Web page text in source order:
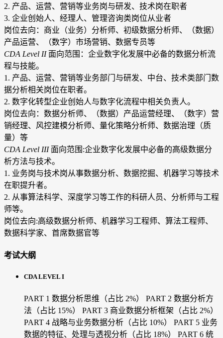
2. 产品、运营、营销等业务岗与研发、技术岗在职者
3. 企业创始人、经理人、管理咨询类岗位从业者
岗位去向：商业（业务）分析师、初级数据分析师、（数据）
产品运营、（数字）市场营销、数据专员等
CDA Level II面向范围：企业数字化发展中必备的数据分析流
程与技能。
1. 产品、运营、营销等业务部门与研发、中台、技术类部门数
据分析相关岗位在职者。
2. 数字化转型企业创始人与数字化流程中相关负责人。
岗位去向：数据分析师、（数据）产品运营经理、（数字）营
销经理、风控建模分析师、量化策略分析师、数据治理（质
量）等
CDA Level III面向范围:企业数字化发展中必备的高级数据分
析方法与技术。
1. 业务岗与技术岗从事数据分析、数据挖掘、机器学习等技术
在职提升者。
2. 从事算法科学、深度学习等工作的科研人员、分析师与工程
师等。
岗位去向:高级数据分析师、机器学习工程师、算法工程师、
数据科学家、首席数据官等
考试大纲
CDA LEVEL I
PART 1 数据分析思维（占比 2%）
PART 2 数据分析方
法（占比 15%）
PART 3 商业数据分析框架（占比 2%）
PART 4 战略与业务数据分析（占比 10%）
PART 5 业务
数据的特征、处理与透视分析（占比 18%）
PART 6 统